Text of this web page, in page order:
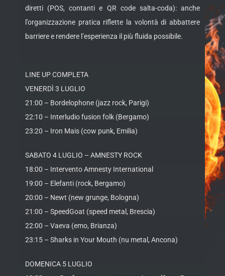
diretti (POS, contanti e QR code salta-coda): anche
l’organizzazione pratica riflette la volontà di abbattere
barriere e rendere l’esperienza il più fluida possibile.
LINE UP COMPLETA
VENERDÌ 3 LUGLIO
21:00 – Bordelophone (jazz rock, Parigi)
22:10 – Interludio fusion folk (Bergamo)
23:20 – Iron Mais (cow punk, Emilia)
SABATO 4 LUGLIO – AMNESTY ROCK
18:00 – Intervento Amnesty International
19:00 – Elefanti (rock, Bergamo)
20:00 – Newt (new grunge, Bologna)
21:00 – SpeedGoat (speed metal, Brescia)
22:00 – Vaeva (emo, Brianza)
23:15 – Sharks in Your Mouth (nu metal, Ancona)
DOMENICA 5 LUGLIO